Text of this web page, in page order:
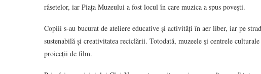
râsetelor, iar Piața Muzeului a fost locul în care muzica a spus povești.
Copiii s-au bucurat de ateliere educative și activități în aer liber, iar pe
sustenabilă și creativitatea reciclării. Totodată, muzeele și centrele
proiecții de film.